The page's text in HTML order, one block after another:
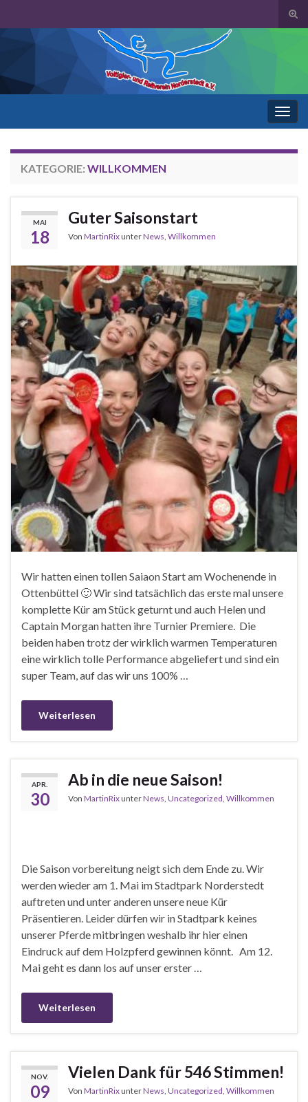
Search for:
KATEGORIE: WILLKOMMEN
MAI
18
Guter Saisonstart
Von MartinRixunterNews Willkommen
Wir hatten einen tollen Saiaon Start am Wochenende in
Ottenbüttel 🙂 Wir sind tatsächlich das erste mal unsere
komplette Kür am Stück geturnt und auch Helen und
Captain Morgan hatten ihre Turnier Premiere. Die
beiden haben trotz der wirklich warmen Temperaturen
eine wirklich tolle Performance abgeliefert und sind ein
super Team, auf das wir uns 100% …
Weiterlesen
APR.
30
Ab in die neue Saison!
Von MartinRixunterNews Uncategorized Willkommen
Die Saison vorbereitung neigt sich dem Ende zu. Wir
werden wieder am 1. Mai im Stadtpark Norderstedt
auftreten und unter anderen unsere neue Kür
Präsentieren. Leider dürfen wir in Stadtpark keines
unserer Pferde mitbringen weshalb ihr hier einen
Eindruck auf dem Holzpferd gewinnen könnt. Am 12.
Mai geht es dann los auf unser erster …
Weiterlesen
NOV.
09
Vielen Dank für 546 Stimmen!
Von MartinRixunterNews Uncategorized Willkommen